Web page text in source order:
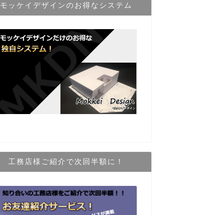
モッケイデザインのお得なシステム
工務店様ご紹介で次回半額に！